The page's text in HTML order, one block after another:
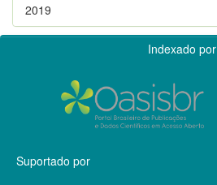
2019
Indexado por
Suportado por